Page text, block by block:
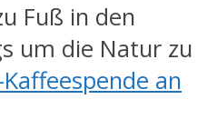
Fuß in den
um die Natur zu
Kaffeespende an